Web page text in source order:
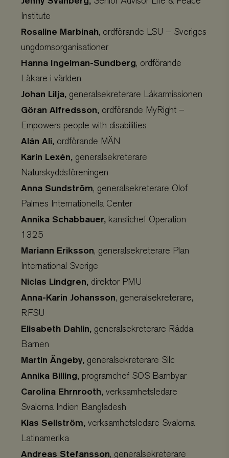
Institute
Rosaline Marbinah, ordförande LSU – Sveriges
ungdomsorganisationer
Hanna Ingelman-Sundberg, ordförande
Läkare i världen
Johan Lilja, generalsekreterare Läkarmissionen
Göran Alfredsson, ordförande MyRight –
Empowers people with disabilities
Alán Ali, ordförande MÄN
Karin Lexén, generalsekreterare
Naturskyddsföreningen
Anna Sundström, generalsekreterare Olof
Palmes Internationella Center
Annika Schabbauer, kanslichef Operation
1325
Mariann Eriksson, generalsekreterare Plan
International Sverige
Niclas Lindgren, direktor PMU
Anna-Karin Johansson, generalsekreterare,
RFSU
Elisabeth Dahlin, generalsekreterare Rädda
Barnen
Martin Ängeby, generalsekreterare Silc
Annika Billing, programchef SOS Barnbyar
Carolina Ehrnrooth, verksamhetsledare
Svalorna Indien Bangladesh
Klas Sellström, verksamhetsledare Svalorna
Latinamerika
Andreas Stefansson, generalsekreterare
Provider /
business .viskogen.se
checkout
climate_compensation
climate_compensation_personal
memorial_company
.viskogen.se